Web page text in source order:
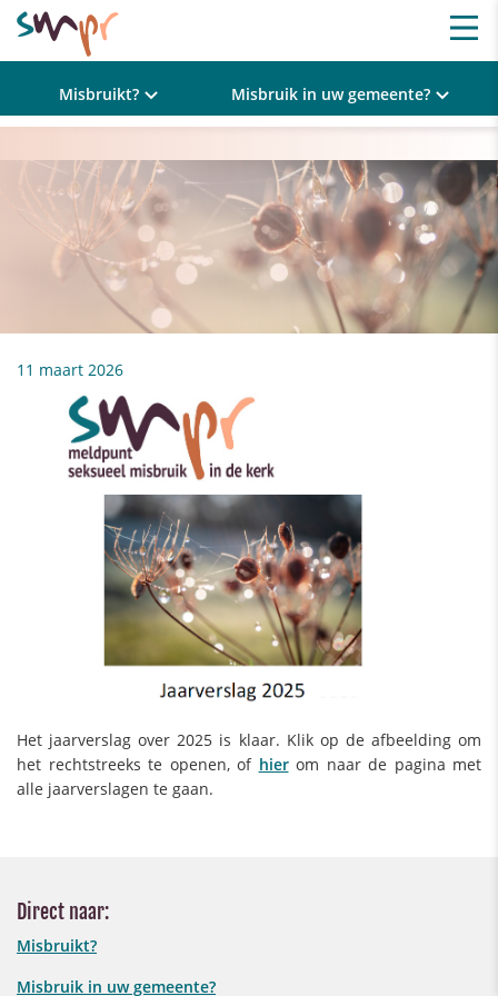
Misbruikt? Misbruik in uw gemeente?
11 maart 2026
Het jaarverslag over 2025 is klaar. Klik op de afbeelding om
het rechtstreeks te openen, of hierom naar de pagina met
alle jaarverslagen te gaan.
Direct naar:
Misbruikt?
Misbruik in uw gemeente?